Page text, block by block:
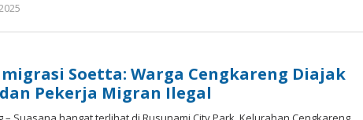
Soetta: Warga Cengkareng Diajak
dan Pekerja Migran Ilegal